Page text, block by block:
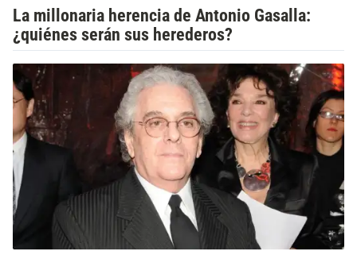
La millonaria herencia de Antonio Gasalla:
¿quiénes serán sus herederos?